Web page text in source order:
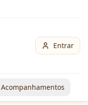
Entrar
Acompanhamentos